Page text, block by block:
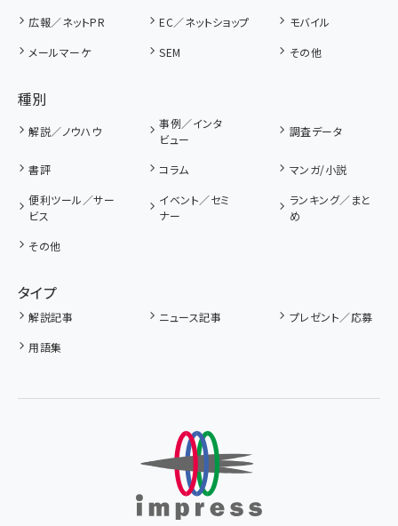
広報／ネットPR
EC／ネットショップ
モバイル
メールマーケ
SEM その他
種別
解説／ノウハウ
事例／インタ
ビュー
調査データ
書評 コラム
マンガ/小説
便利ツール／サー
ビス
イベント／セミ
ナー
ランキング／まと
め
その他
タイプ
解説記事 ニュース記事
プレゼント／応募
用語集